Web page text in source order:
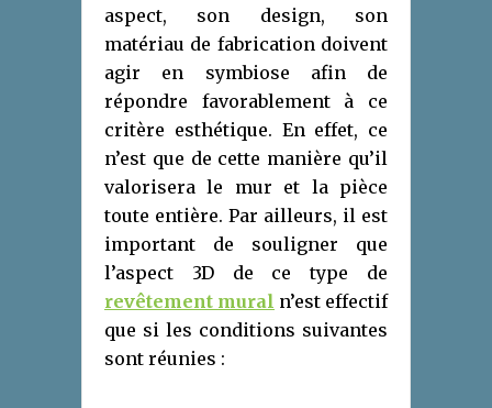
aspect, son design, son
matériau de fabrication doivent
agir en symbiose afin de
répondre favorablement à ce
critère esthétique. En effet, ce
n’est que de cette manière qu’il
valorisera le mur et la pièce
toute entière. Par ailleurs, il est
important de souligner que
l’aspect 3D de ce type de
revêtement mural n’est effectif
que si les conditions suivantes
sont réunies :